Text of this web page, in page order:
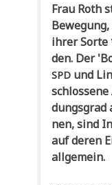
Frau Roth
ihrer
den. Der
SPD und
nen, sind
auf deren
allgemein.